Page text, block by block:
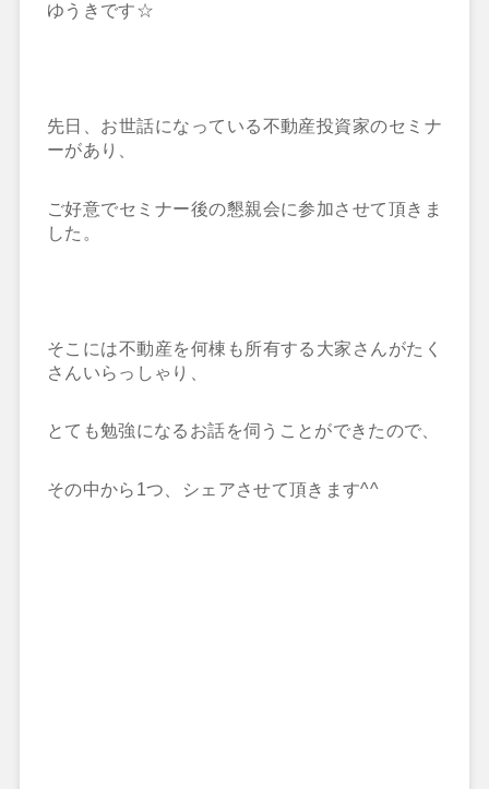
ゆうきです☆
先日、お世話になっている不動産投資家のセミナ
ーがあり、
ご好意でセミナー後の懇親会に参加させて頂きま
した。
そこには不動産を何棟も所有する大家さんがたく
さんいらっしゃり、
とても勉強になるお話を伺うことができたので、
その中から1つ、シェアさせて頂きます^^